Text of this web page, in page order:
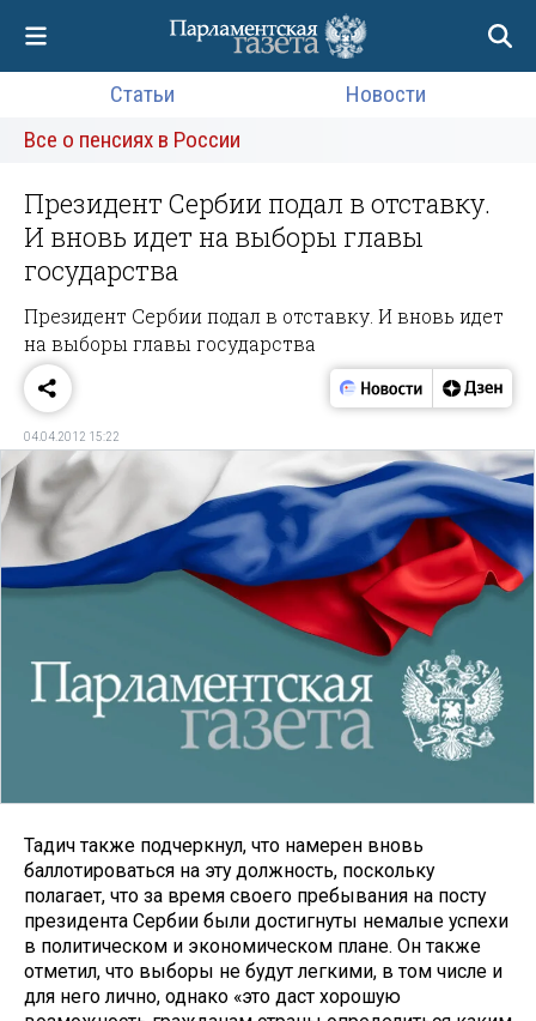
Статьи
Новости
Все о пенсиях в России
Президент Сербии подал в отставку.
И вновь идет на выборы главы
государства
Президент Сербии подал в отставку. И вновь идет
на выборы главы государства
04.04.2012 15:22
Тадич также подчеркнул, что намерен вновь
баллотироваться на эту должность, поскольку
полагает, что за время своего пребывания на посту
президента Сербии были достигнуты немалые успехи
в политическом и экономическом плане. Он также
отметил, что выборы не будут легкими, в том числе и
для него лично, однако «это даст хорошую